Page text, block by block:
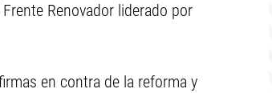
Renovador liderado por
en contra de la reforma y